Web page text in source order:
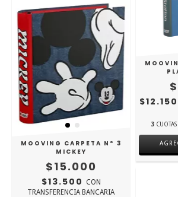
MOOVING CARPETA Nº 3
MICKEY
$15.000
$13.500 CON
TRANSFERENCIA BANCARIA
$12.150
3